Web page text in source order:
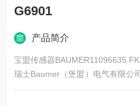
G6901
产品简介
宝盟传感器BAUMER11096635
瑞士Baumer（堡盟）电气有限公
AUMER编码器、BAUMER传感